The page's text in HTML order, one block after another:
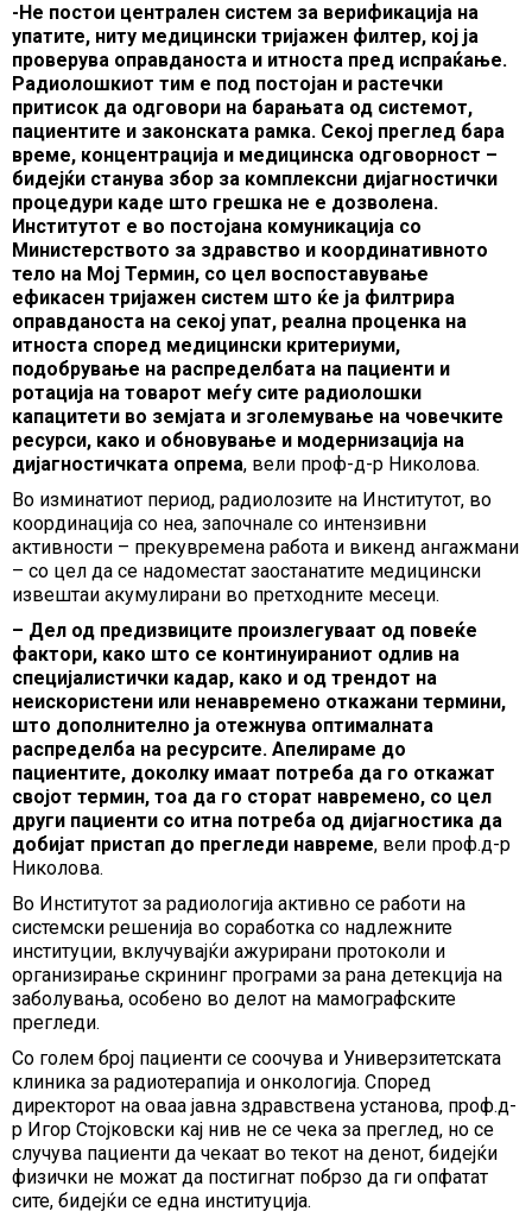
-Не постои централен систем за верификација на
упатите, ниту медицински тријажен филтер, кој ја
проверува оправданоста и итноста пред испраќање.
Радиолошкиот тим е под постојан и растечки
притисок да одговори на барањата од системот,
пациентите и законската рамка. Секој преглед бара
време, концентрација и медицинска одговорност –
бидејќи станува збор за комплексни дијагностички
процедури каде што грешка не е дозволена.
Институтот е во постојана комуникација со
Министерството за здравство и координативното
тело на Мој Термин, со цел воспоставување
ефикасен тријажен систем што ќе ја филтрира
оправданоста на секој упат, реална проценка на
итноста според медицински критериуми,
подобрување на распределбата на пациенти и
ротација на товарот меѓу сите радиолошки
капацитети во земјата и зголемување на човечките
ресурси, како и обновување и модернизација на
дијагностичката опрема, вели проф-д-р Николова.
Во изминатиот период, радиолозите на Институтот, во
координација со неа, започнале со интензивни
активности – прекувремена работа и викенд ангажмани
– со цел да се надоместат заостанатите медицински
извештаи акумулирани во претходните месеци.
– Дел од предизвиците произлегуваат од повеќе
фактори, како што се континуираниот одлив на
специјалистички кадар, како и од трендот на
неискористени или ненавремено откажани термини,
што дополнително ја отежнува оптималната
распределба на ресурсите. Апелираме до
пациентите, доколку имаат потреба да го откажат
својот термин, тоа да го сторат навремено, со цел
други пациенти со итна потреба од дијагностика да
добијат пристап до прегледи навреме, вели проф.д-р
Николова.
Во Институтот за радиологија активно се работи на
системски решенија во соработка со надлежните
институции, вклучувајќи ажурирани протоколи и
организирање скрининг програми за рана детекција на
заболувања, особено во делот на мамографските
прегледи.
Со голем број пациенти се соочува и Универзитетската
клиника за радиотерапија и онкологија. Според
директорот на оваа јавна здравствена установа, проф.д-
р Игор Стојковски кај нив не се чека за преглед, но се
случува пациенти да чекаат во текот на денот, бидејќи
физички не можат да постигнат побрзо да ги опфатат
сите, бидејќи се една институција.